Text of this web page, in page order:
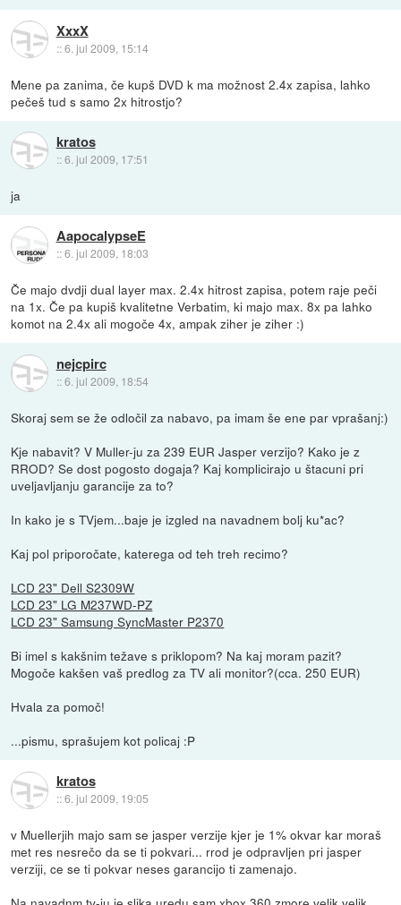
XxxX
::6. jul 2009, 15:14
Mene pa zanima, če kupš DVD k ma možnost 2.4x zapisa, lahko
pečeš tud s samo 2x hitrostjo?
kratos
::6. jul 2009, 17:51
ja
AapocalypseE
::6. jul 2009, 18:03
Če majo dvdji dual layer max. 2.4x hitrost zapisa, potem raje peči
na 1x. Če pa kupiš kvalitetne Verbatim, ki majo max. 8x pa lahko
komot na 2.4x ali mogoče 4x, ampak ziher je ziher :)
nejcpirc
::6. jul 2009, 18:54
Skoraj sem se že odločil za nabavo, pa imam še ene par vprašanj:)
Kje nabavit? V Muller-ju za 239 EUR Jasper verzijo? Kako je z
RROD? Se dost pogosto dogaja? Kaj komplicirajo u štacuni pri
uveljavljanju garancije za to?
In kako je s TVjem...baje je izgled na navadnem bolj ku*ac?
Kaj pol priporočate, katerega od teh treh recimo?
LCD 23" Dell S2309W
LCD 23" LG M237WD-PZ
LCD 23" Samsung SyncMaster P2370
Bi imel s kakšnim težave s priklopom? Na kaj moram pazit?
Mogoče kakšen vaš predlog za TV ali monitor?(cca. 250 EUR)
Hvala za pomoč!
...pismu, sprašujem kot policaj :P
kratos
::6. jul 2009, 19:05
v Muellerjih majo sam se jasper verzije kjer je 1% okvar kar moraš
met res nesrečo da se ti pokvari... rrod je odpravljen pri jasper
verziji, ce se ti pokvar neses garancijo ti zamenajo.